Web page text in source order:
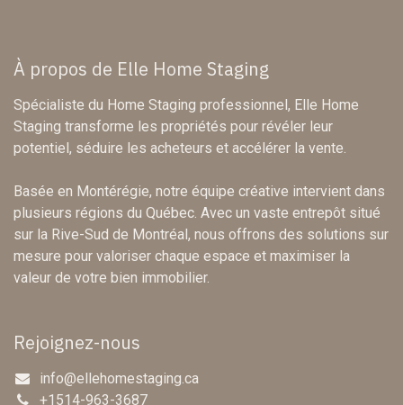
À propos de Elle Home Staging
Spécialiste du Home Staging professionnel, Elle Home
Staging transforme les propriétés pour révéler leur
potentiel, séduire les acheteurs et accélérer la vente.
Basée en Montérégie, notre équipe créative intervient dans
plusieurs régions du Québec. Avec un vaste entrepôt situé
sur la Rive-Sud de Montréal, nous offrons des solutions sur
mesure pour valoriser chaque espace et maximiser la
valeur de votre bien immobilier.
Rejoignez-nous
info@ellehomestaging.ca
+1514-963-3687